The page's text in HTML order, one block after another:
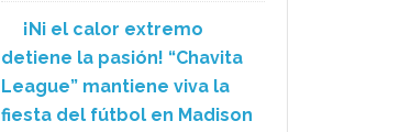
¡Ni el calor extremo
detiene la pasión! “Chavita
League” mantiene viva la
fiesta del fútbol en Madison